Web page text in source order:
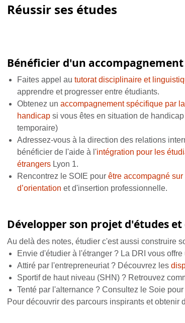
Réussir ses études
Bénéficier d'un accompagnement
Faites appel aututorat disciplinaire et
apprendre et progresser entre étudiants.
Obtenez unaccompagnement spécifique par
handicap si vous êtes en situation de
temporaire)
Adressez-vous à la direction des relations
bénéficier de l'aide à l'intégration pour les
étrangers Lyon 1.
Rencontrez le SOIE pourêtre accompagné
d’orientation et d'insertion professionnelle.
Développer son projet d'études et
Au delà des notes, étudier c'est aussi construire
Envie d'étudier à l'étranger ? La DRI vous
Attiré par l'entrepreneuriat ? Découvrez les
Sportif de haut niveau (SHN) ? Retrouvez
Tenté par l'alternance ? Consultez le Soie
Pour découvrir des parcours inspirants et obtenir